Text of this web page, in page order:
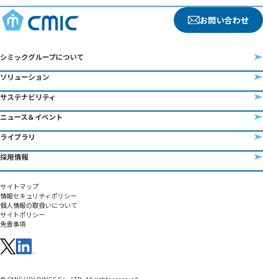
お問い合わせ
シミックグループについて
ソリューション
サステナビリティ
ニュース＆イベント
ライブラリ
採用情報
サイトマップ
情報セキュリティポリシー
個人情報の取扱いについて
サイトポリシー
免責事項